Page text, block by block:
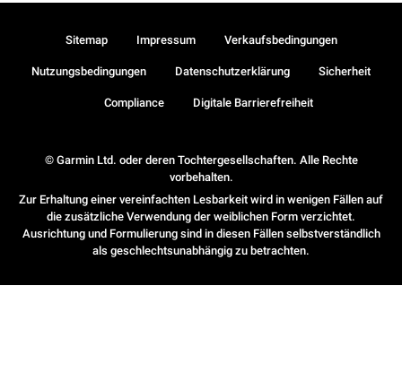
© Garmin Ltd. oder deren Tochtergesellschaften. Alle Rechte
vorbehalten.
Zur Erhaltung einer vereinfachten Lesbarkeit wird in wenigen Fällen auf
die zusätzliche Verwendung der weiblichen Form verzichtet.
Ausrichtung und Formulierung sind in diesen Fällen selbstverständlich
als geschlechtsunabhängig zu betrachten.
Sitemap Impressum Verkaufsbedingungen
Nutzungsbedingungen Datenschutzerklärung Sicherheit
Compliance Digitale Barrierefreiheit